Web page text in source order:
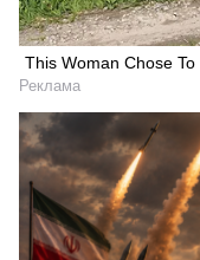
This Woman Chose
Реклама